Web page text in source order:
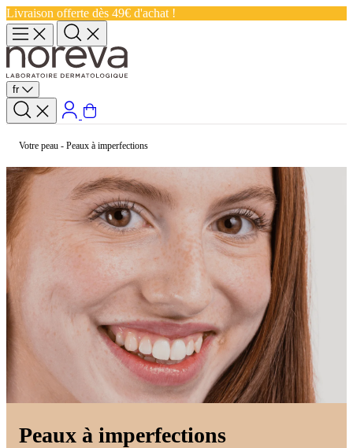
Livraison offerte dès 49€ d'achat !
fr
Votre peau - Peaux à imperfections
Peaux à imperfections